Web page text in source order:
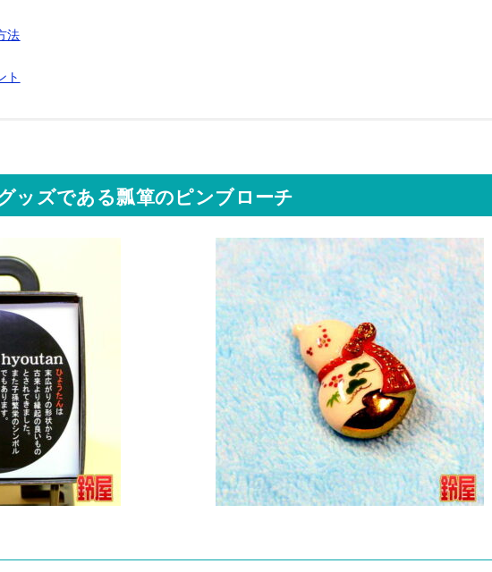
法
ト
ッズである瓢箪のピンブローチ